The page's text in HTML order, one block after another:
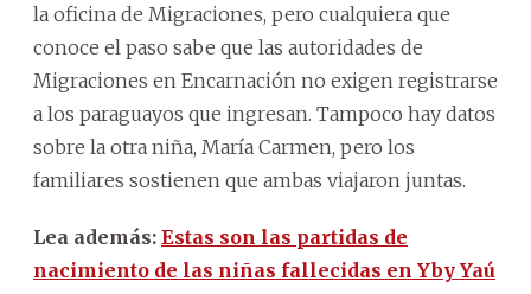
la oficina de Migraciones, pero cualquiera que
conoce el paso sabe que las autoridades de
Migraciones en Encarnación no exigen registrarse
a los paraguayos que ingresan. Tampoco hay datos
sobre la otra niña, María Carmen, pero los
familiares sostienen que ambas viajaron juntas.
Lea además: Estas son las partidas de
nacimiento de las niñas fallecidas en Yby Yaú